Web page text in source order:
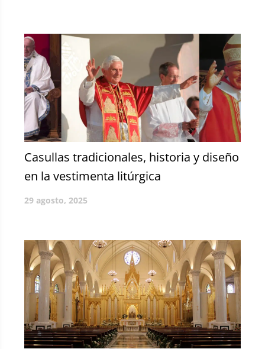
Casullas tradicionales, historia y diseño
en la vestimenta litúrgica
29 agosto, 2025